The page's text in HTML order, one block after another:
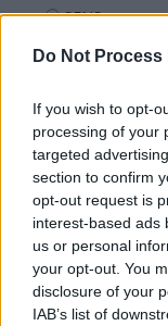
Do Not
If you wish to opt-
processing of your
targeted
section to confirm
opt-out request is
interest-based ads
us or personal
your opt-out. You
disclosure of your
IAB’s list of
SENS
SOS (Șoșoacă)
PACE (Peia)
Acțiunea
PDF (Lazarus)
PUSL (D.
PNȚCD
PNCR (Terheș)
Partidul